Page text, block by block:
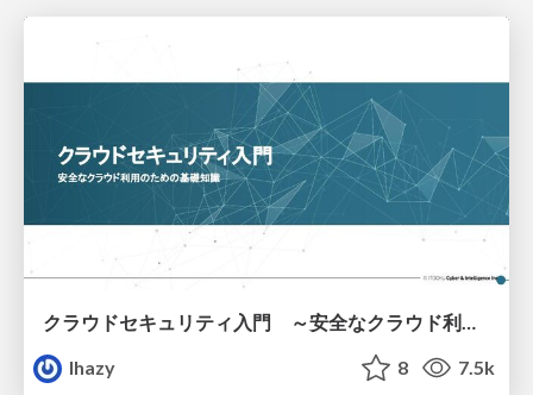
クラウドセキュリティ入門 ～安全なクラウド利用のための基礎知識～
lhazy
8 7.5k